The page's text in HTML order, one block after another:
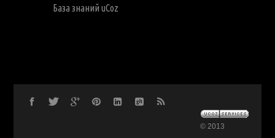
База знаний uCoz
© 2013